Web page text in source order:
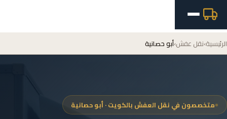
الرئيسية›نقل عفش›أبو حصانية
متخصصون في نقل العفش بالكويت · أبو حصانية